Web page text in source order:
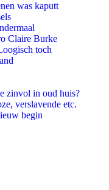
was kaputt
Claire Burke
toch
zinvol in oud huis?
verslavende etc.
begin